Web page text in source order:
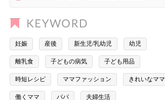
妊娠 産後 新生児/乳幼児 幼児
離乳食 子どもの病気 子ども用品
時短レシピ ママファッション きれいなママ
働くママ パパ 夫婦生活